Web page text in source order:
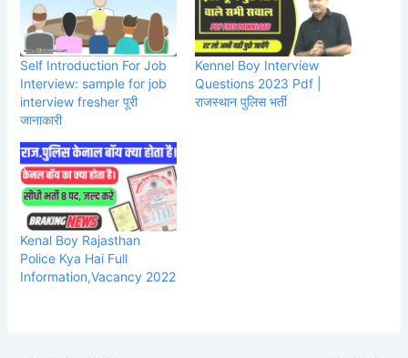
Self Introduction For Job
Interview: sample for job
interview fresher पूरी
जानाकारी
Kennel Boy Interview
Questions 2023 Pdf |
राजस्थान पुलिस भर्ती
Kenal Boy Rajasthan
Police Kya Hai Full
Information,Vacancy 2022